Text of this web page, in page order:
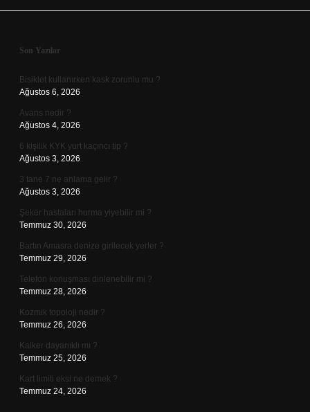
Sidebar
Son Yazılar
Bisiklet kullanırken kask zorunlu mu ?
Ağustos 6, 2026
Avans nedir ?
Ağustos 4, 2026
6 kişilik KYK yurt kaçıncı tip ?
Ağustos 3, 2026
3 tane 7 ne anlama gelir ?
Ağustos 3, 2026
Şeker hastaları hurma yiyebilir mi ?
Temmuz 30, 2026
Bartın Amasra denize girilecek yerler ?
Temmuz 29, 2026
Telefon konuşması dinlenebilir mi ?
Temmuz 28, 2026
Kozmik topoloji nedir ?
Temmuz 26, 2026
Kalker dayanıklı mı ?
Temmuz 25, 2026
Kart limiti eksi ne demek ?
Temmuz 24, 2026